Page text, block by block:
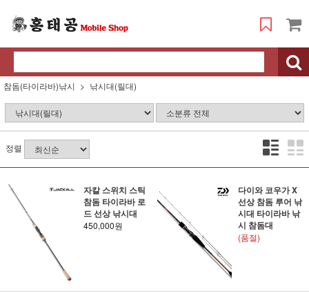
참돔(타이라바)낚시 낚시대(릴대)
정렬
자칼 스위치 스틱
참돔 타이라바 로
드 선상 낚시대
450,000원
다이와 코우가 X
선상 참돔 루어 낚
시대 타이라바 낚
시 참돔대
(품절)